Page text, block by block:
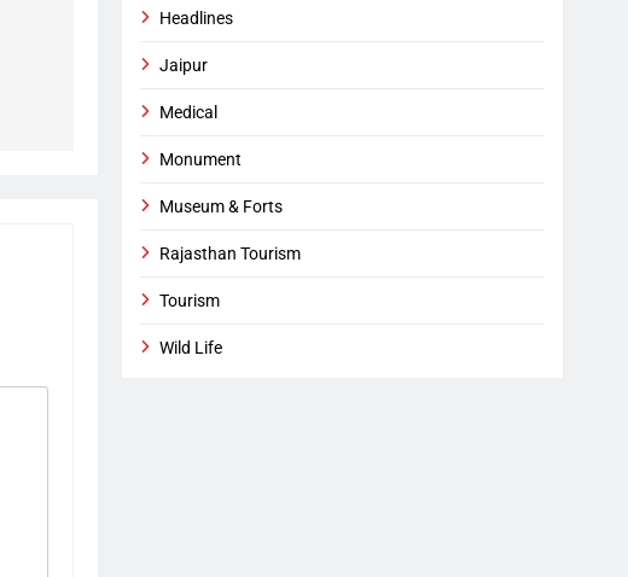
Headlines
Jaipur
Medical
Monument
Museum & Forts
Rajasthan Tourism
Tourism
Wild Life